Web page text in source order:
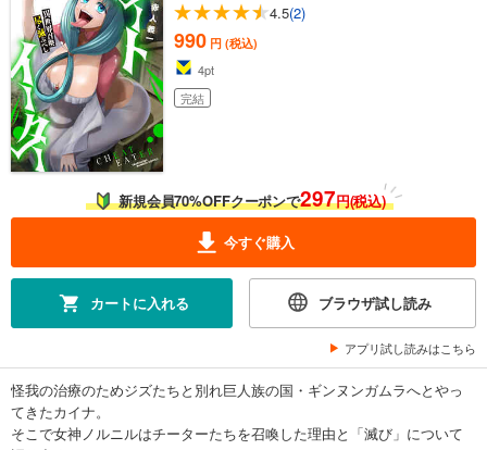
4.5(2)
990 円 (税込)
4pt
完結
新規会員70%OFFクーポンで297円(税込)
今すぐ購入
カートに入れる ブラウザ試し読み
アプリ試し読みはこちら
怪我の治療のためジズたちと別れ巨人族の国・ギンヌンガムラへとやっ
てきたカイナ。
そこで女神ノルニルはチーターたちを召喚した理由と「滅び」について